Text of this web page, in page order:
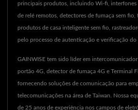
principais produtos, incluindo Wi-fi, interfones
de relé remotos, detectores de fumaça sem fio,
produtos de casa inteligente sem fio,
pelo processo de autenticação e verificação
GAINWISE tem sido líder em
portão 4G, detector de fumaça 4G e Terminal
fornecendo soluções de comunicação para
telecomunicações na área de Taiwan. Nossa
de 25 anos de experiência nos campos de